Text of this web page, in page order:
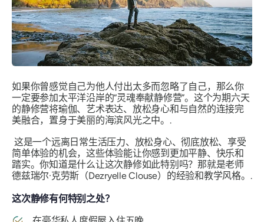
如果你曾感觉自己为他人付出太多而忽略了自己，那么你
一定要参加太平洋沿岸的“灵魂奉献静修营”。这个为期六天
的静修营将瑜伽、艺术表达、放松身心和与自然的连接完
美融合，置身于美丽的海滨风光之中。.
这是一个远离日常生活压力、放松身心、彻底放松、享受
简单体验的机会，这些体验能让你感到更加平静、快乐和
踏实。你知道是什么让这次静修如此特别吗？那就是老师
德兹瑞尔·克劳斯（Dezryelle Clouse）的经验和教学风格。.
这次静修有何特别之处？